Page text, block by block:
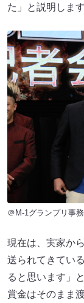
た」と説明します
＠M-1グランプリ事
現在は、実家か
送られてきてい
ると思います」
賞金はそのまま